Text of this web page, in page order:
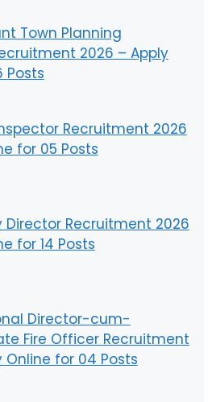
Town Planning
2026 – Apply
Posts
Recruitment 2026
for 05 Posts
Director Recruitment 2026
for 14 Posts
Director-cum-
Fire Officer Recruitment
Online for 04 Posts